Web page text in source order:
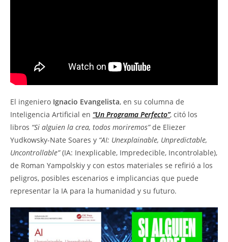
El ingeniero Ignacio Evangelista, en su columna de
Inteligencia Artificial en “Un Programa Perfecto”, citó los
libros “Si alguien la crea, todos moriremos”de Eliezer
Yudkowsky-Nate Soares y “AI: Unexplainable, Unpredictable,
Uncontrollable”(IA: Inexplicable, Impredecible, Incontrolable),
de Roman Yampolskiy y con estos materiales se refirió a los
peligros, posibles escenarios e implicancias que puede
representar la IA para la humanidad y su futuro.